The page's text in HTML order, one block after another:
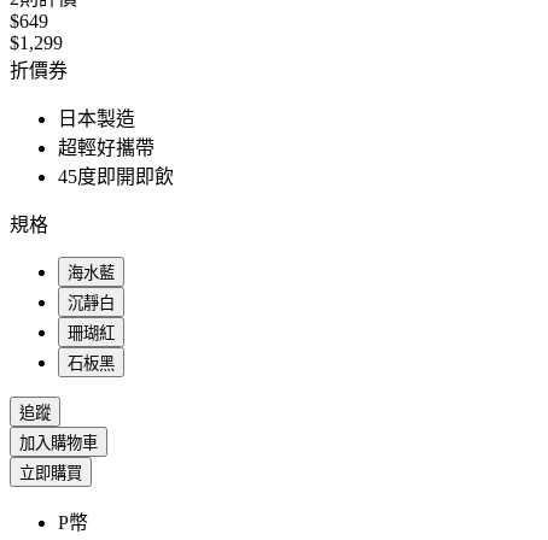
$649
$1,299
折價券
日本製造
超輕好攜帶
45度即開即飲
規格
海水藍
沉靜白
珊瑚紅
石板黑
追蹤
加入購物車
立即購買
P幣